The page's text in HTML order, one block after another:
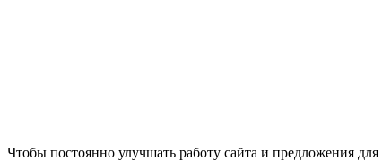
Чтобы постоянно улучшать работу сайта и предложения